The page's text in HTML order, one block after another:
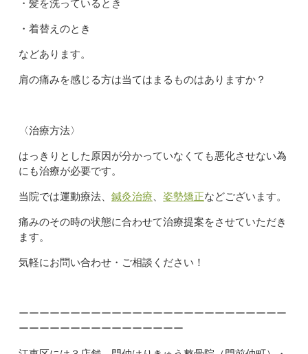
・髪を洗っているとき
・着替えのとき
などあります。
肩の痛みを感じる方は当てはまるものはありますか？
〈治療方法〉
はっきりとした原因が分かっていなくても悪化させない為
にも治療が必要です。
当院では運動療法、 鍼灸治療 姿勢矯正などございます。
痛みのその時の状態に合わせて治療提案をさせていただき
ます。
気軽にお問い合わせ・ご相談ください！
ーーーーーーーーーーーーーーーーーーーーーーーーーー
ーーーーーーーーーーーーーーーー